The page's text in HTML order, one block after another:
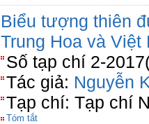
Biểu tượng thiên
Trung Hoa và
Số tạp chí 2-
Tác giả: Nguyễn
Tạp chí: Tạp chí
Tóm tắt